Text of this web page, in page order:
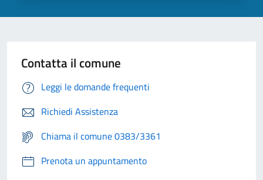
Contatta il comune
Leggi le domande frequenti
Richiedi Assistenza
Chiama il comune 0383/3361
Prenota un appuntamento